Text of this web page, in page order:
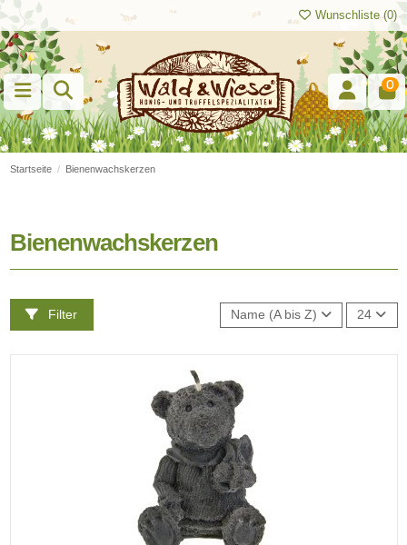
Wunschliste (0)
0
Startseite Bienenwachskerzen
Bienenwachskerzen
Filter Name (A bis Z) 24